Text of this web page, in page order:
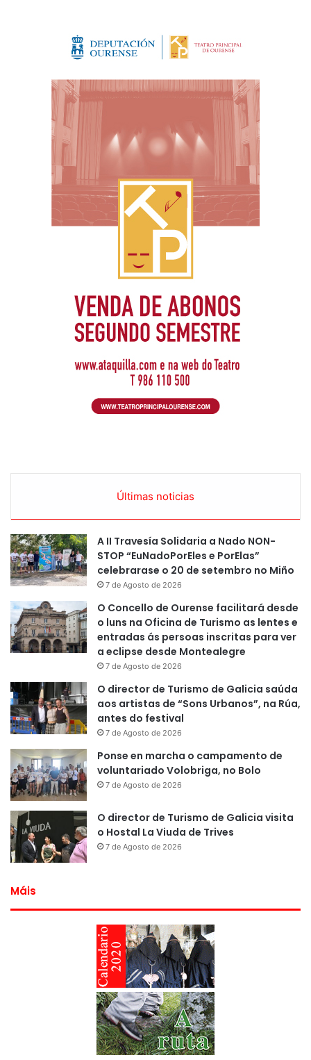
Últimas noticias
A II Travesía Solidaria a Nado NON-
STOP “EuNadoPorEles e PorElas”
celebrarase o 20 de setembro no Miño
7 de Agosto de 2026
O Concello de Ourense facilitará desde
o luns na Oficina de Turismo as lentes e
entradas ás persoas inscritas para ver
a eclipse desde Montealegre
7 de Agosto de 2026
O director de Turismo de Galicia saúda
aos artistas de “Sons Urbanos”, na Rúa,
antes do festival
7 de Agosto de 2026
Ponse en marcha o campamento de
voluntariado Volobriga, no Bolo
7 de Agosto de 2026
O director de Turismo de Galicia visita
o Hostal La Viuda de Trives
7 de Agosto de 2026
Máis